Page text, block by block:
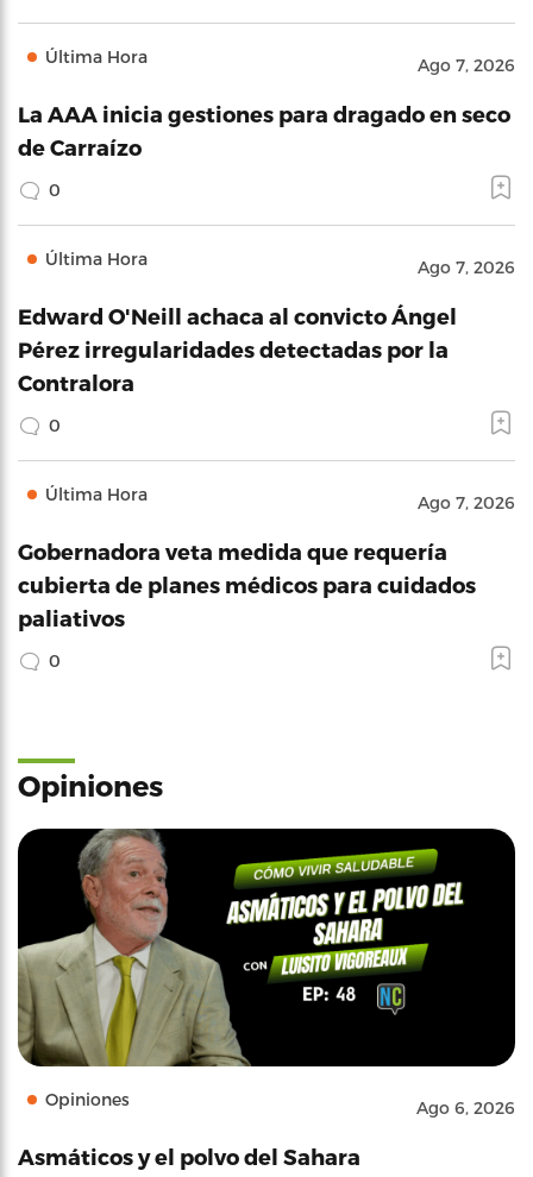
Última Hora Ago 7, 2026
La AAA inicia gestiones para dragado en seco
de Carraízo
0
Última Hora Ago 7, 2026
Edward O'Neill achaca al convicto Ángel
Pérez irregularidades detectadas por la
Contralora
0
Última Hora Ago 7, 2026
Gobernadora veta medida que requería
cubierta de planes médicos para cuidados
paliativos
0
Opiniones
Opiniones Ago 6, 2026
Asmáticos y el polvo del Sahara